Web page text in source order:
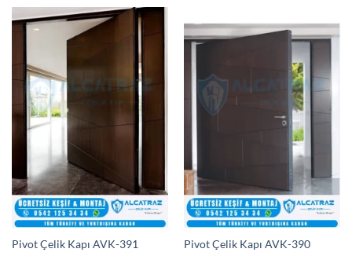
Pivot Çelik Kapı AVK-391 Pivot Çelik Kapı AVK-390